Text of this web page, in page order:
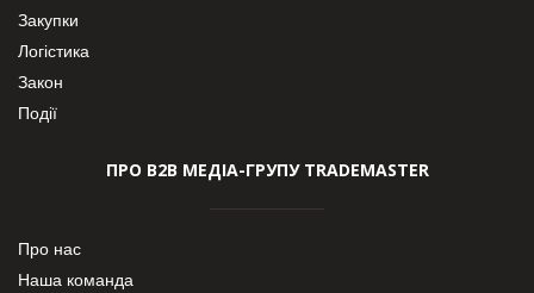
Закупки
Логістика
Закон
Події
ПРО В2В МЕДІА-ГРУПУ TRADEMASTER
Про нас
Наша команда